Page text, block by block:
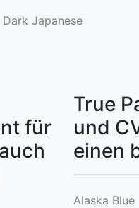
Japanese
für
True
und
einen
Alaska Blue